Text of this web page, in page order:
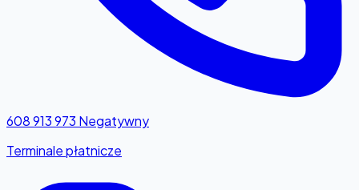
608 913 973 Negatywny
Terminale płatnicze